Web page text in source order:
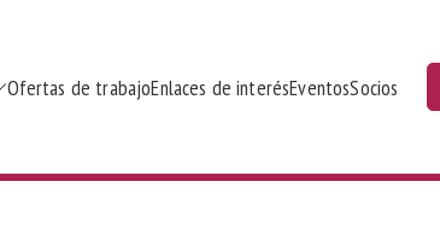
Ofertas de trabajoEnlaces de interésEventosSocios